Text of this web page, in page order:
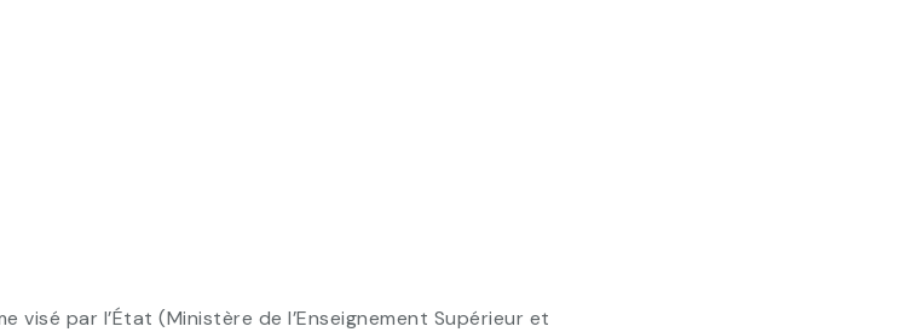
visé par l’État (Ministère de l’Enseignement Supérieur et